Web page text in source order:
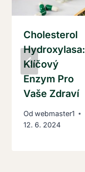
Cholesterol
Hydroxylasa:
Klíčový
Enzym Pro
Vaše Zdraví
Od webmaster1
12. 6. 2024